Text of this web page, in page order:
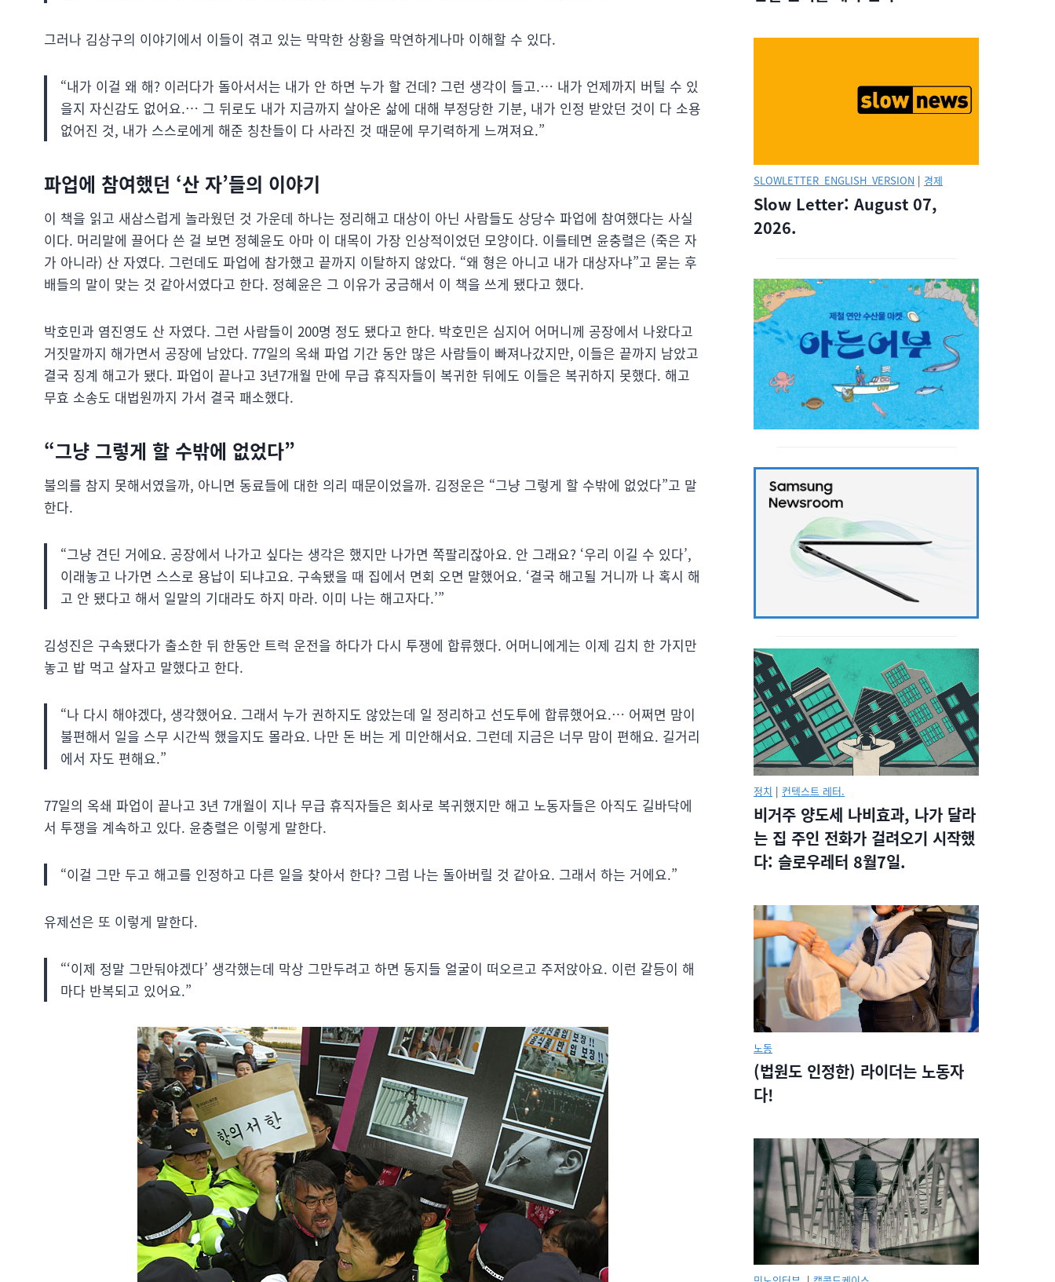
그러나 김상구의 이야기에서 이들이 겪고 있는 막막한 상황을 막연하게나마 이해할 수 있다.
“내가 이걸 왜 해? 이러다가 돌아서서는 내가 안 하면 누가 할 건데? 그런 생각이 들고.… 내가 언제까지 버틸 수 있
을지 자신감도 없어요.… 그 뒤로도 내가 지금까지 살아온 삶에 대해 부정당한 기분, 내가 인정 받았던 것이 다 소용
없어진 것, 내가 스스로에게 해준 칭찬들이 다 사라진 것 때문에 무기력하게 느껴져요.”
파업에 참여했던 ‘산 자’들의 이야기
이 책을 읽고 새삼스럽게 놀라웠던 것 가운데 하나는 정리해고 대상이 아닌 사람들도 상당수 파업에 참여했다는 사실
이다. 머리말에 끌어다 쓴 걸 보면 정혜윤도 아마 이 대목이 가장 인상적이었던 모양이다. 이를테면 윤충렬은 (죽은 자
가 아니라) 산 자였다. 그런데도 파업에 참가했고 끝까지 이탈하지 않았다. “왜 형은 아니고 내가 대상자냐”고 묻는 후
배들의 말이 맞는 것 같아서였다고 한다. 정혜윤은 그 이유가 궁금해서 이 책을 쓰게 됐다고 했다.
박호민과 염진영도 산 자였다. 그런 사람들이 200명 정도 됐다고 한다. 박호민은 심지어 어머니께 공장에서 나왔다고
거짓말까지 해가면서 공장에 남았다. 77일의 옥쇄 파업 기간 동안 많은 사람들이 빠져나갔지만, 이들은 끝까지 남았고
결국 징계 해고가 됐다. 파업이 끝나고 3년7개월 만에 무급 휴직자들이 복귀한 뒤에도 이들은 복귀하지 못했다. 해고
무효 소송도 대법원까지 가서 결국 패소했다.
“그냥 그렇게 할 수밖에 없었다”
불의를 참지 못해서였을까, 아니면 동료들에 대한 의리 때문이었을까. 김정운은 “그냥 그렇게 할 수밖에 없었다”고 말
한다.
“그냥 견딘 거에요. 공장에서 나가고 싶다는 생각은 했지만 나가면 쪽팔리잖아요. 안 그래요? ‘우리 이길 수 있다’,
이래놓고 나가면 스스로 용납이 되냐고요. 구속됐을 때 집에서 면회 오면 말했어요. ‘결국 해고될 거니까 나 혹시 해
고 안 됐다고 해서 일말의 기대라도 하지 마라. 이미 나는 해고자다.’”
김성진은 구속됐다가 출소한 뒤 한동안 트럭 운전을 하다가 다시 투쟁에 합류했다. 어머니에게는 이제 김치 한 가지만
놓고 밥 먹고 살자고 말했다고 한다.
“나 다시 해야겠다, 생각했어요. 그래서 누가 권하지도 않았는데 일 정리하고 선도투에 합류했어요.… 어쩌면 맘이
불편해서 일을 스무 시간씩 했을지도 몰라요. 나만 돈 버는 게 미안해서요. 그런데 지금은 너무 맘이 편해요. 길거리
에서 자도 편해요.”
77일의 옥쇄 파업이 끝나고 3년 7개월이 지나 무급 휴직자들은 회사로 복귀했지만 해고 노동자들은 아직도 길바닥에
서 투쟁을 계속하고 있다. 윤충렬은 이렇게 말한다.
“이걸 그만 두고 해고를 인정하고 다른 일을 찾아서 한다? 그럼 나는 돌아버릴 것 같아요. 그래서 하는 거에요.”
유제선은 또 이렇게 말한다.
“‘이제 정말 그만둬야겠다’ 생각했는데 막상 그만두려고 하면 동지들 얼굴이 떠오르고 주저앉아요. 이런 갈등이 해
마다 반복되고 있어요.”
SLOWLETTER_ENGLISH_VERSION | 경제
Slow Letter: August 07,
2026.
정치 | 컨텍스트 레터.
비거주 양도세 나비효과, 나가 달라
는 집 주인 전화가 걸려오기 시작했
다: 슬로우레터 8월7일.
노동
(법원도 인정한) 라이더는 노동자
다!